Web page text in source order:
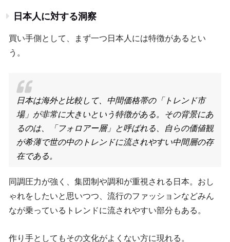
日本人に対する洞察
買い手側として、まず一つ日本人には特徴があるとい
う。
日本は海外と比較して、中間価格帯の「トレンド市
場」が非常に大きいという特徴がある。その背景にあ
るのは、「フォロアー層」と呼ばれる、自らの価値観
が希薄で世の中のトレンドに流されやすい中間層の存
在である。
同調圧力が強く、集団制や調和が重視される日本。おし
ゃれをしたいと思いつつ、流行のファッションなどみん
なが乗っているトレンドに流されやすい部分もある。
作り手としてもその文化がよくない方に現れる。